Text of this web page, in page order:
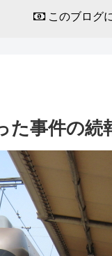
このブログ
た事件の続